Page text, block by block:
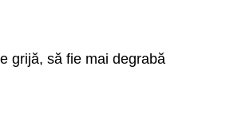
grijă, să fie mai degrabă